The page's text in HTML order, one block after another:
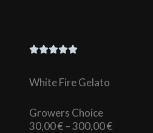
White Fire Gelato
Growers Choice
30,00€–300,00€Cenovni